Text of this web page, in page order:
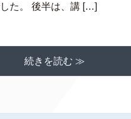
た。 後半は、講 […]
続きを読む ≫